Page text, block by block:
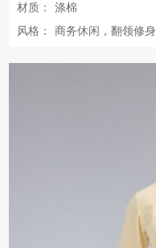
材质：
涤棉
风格：
商务休闲，翻领修身